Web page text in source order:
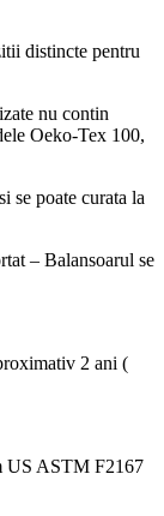
distincte pentru
nu contin
Oeko-Tex 100,
se poate curata la
– Balansoarul se
2 ani (
US ASTM F2167